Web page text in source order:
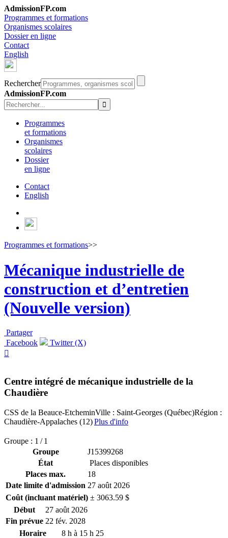
AdmissionFP.com
Programmes et formations
Organismes scolaires
Dossier en ligne
Contact
English
Rechercher
AdmissionFP.com
Programmes
et formations
Organismes
scolaires
Dossier
en ligne
Contact
English
Programmes et formations>>
Mécanique industrielle de
construction et d’entretien
(Nouvelle version)
Partager
Facebook
Twitter (X)

Centre intégré de mécanique industrielle de la
Chaudière
CSS de la Beauce-EtcheminVille : Saint-Georges (Québec)Région :
Chaudière-Appalaches (12)Plus d'info
Groupe : 1 / 1
Groupe
J15399268
État
Places disponibles
Places max.
18
Date limite d'admission 27 août 2026
Coût (incluant matériel) ± 3063.59 $
Début
27 août 2026
Fin prévue 22 fév. 2028
Horaire
8 h à 15 h 25